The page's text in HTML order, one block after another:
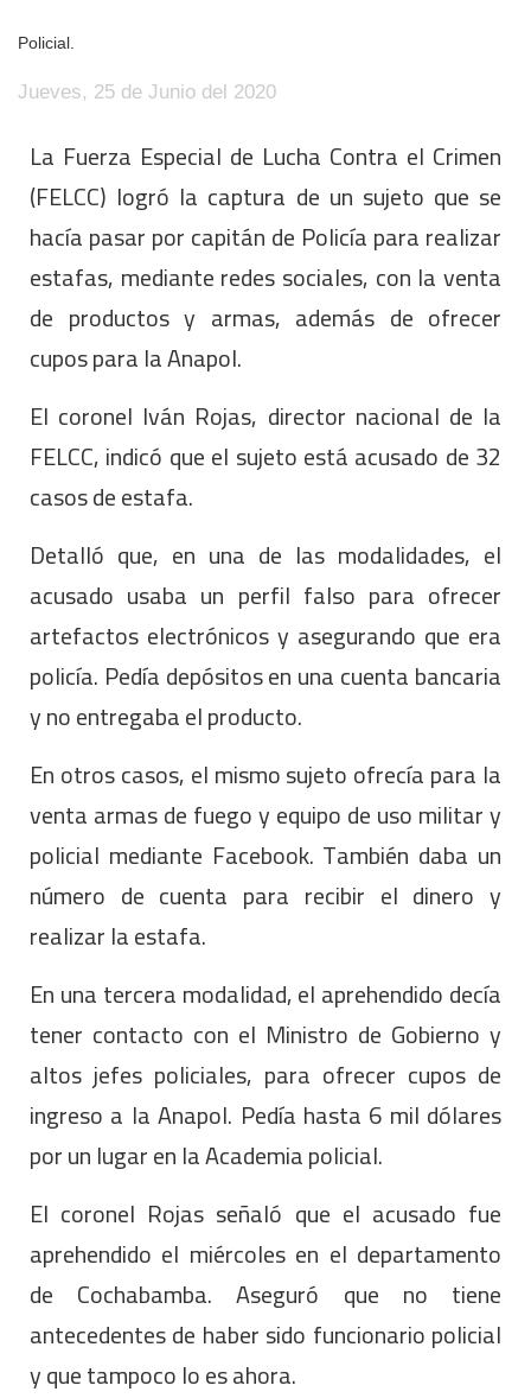
Policial.
Jueves, 25 de Junio del 2020
La Fuerza Especial de Lucha Contra el Crimen
(FELCC) logró la captura de un sujeto que se
hacía pasar por capitán de Policía para realizar
estafas, mediante redes sociales, con la venta
de productos y armas, además de ofrecer
cupos para la Anapol.
El coronel Iván Rojas, director nacional de la
FELCC, indicó que el sujeto está acusado de 32
casos de estafa.
Detalló que, en una de las modalidades, el
acusado usaba un perfil falso para ofrecer
artefactos electrónicos y asegurando que era
policía. Pedía depósitos en una cuenta bancaria
y no entregaba el producto.
En otros casos, el mismo sujeto ofrecía para la
venta armas de fuego y equipo de uso militar y
policial mediante Facebook. También daba un
número de cuenta para recibir el dinero y
realizar la estafa.
En una tercera modalidad, el aprehendido decía
tener contacto con el Ministro de Gobierno y
altos jefes policiales, para ofrecer cupos de
ingreso a la Anapol. Pedía hasta 6 mil dólares
por un lugar en la Academia policial.
El coronel Rojas señaló que el acusado fue
aprehendido el miércoles en el departamento
de Cochabamba. Aseguró que no tiene
antecedentes de haber sido funcionario policial
y que tampoco lo es ahora.